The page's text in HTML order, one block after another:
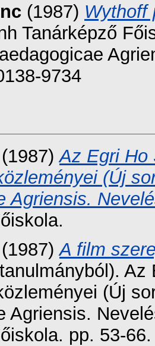
(1987) Wythoff
Tanárképző
9734
(1987)Az Egri Ho
(Új
Agriensis.
(1987)A film
(Új
Agriensis.
pp. 53-66.